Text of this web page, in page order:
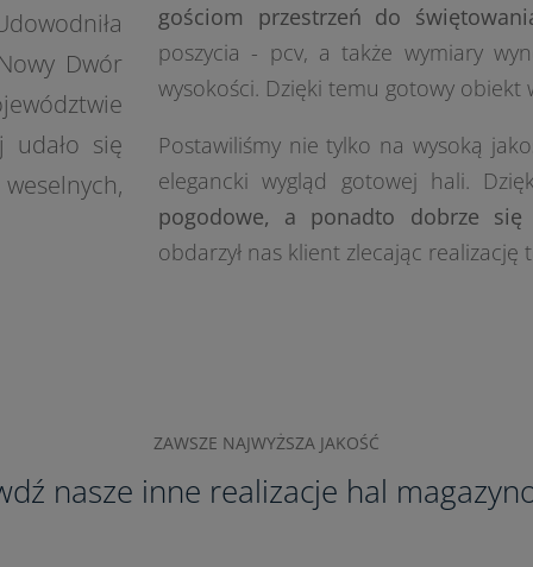
Dwór
udało się
gościom przestrzeń do
poszycia - pcv, a także wymiary
wysokości. Dzięki temu gotowy obiekt
Postawiliśmy nie tylko na wysoką
elegancki wygląd gotowej hali.
pogodowe, a ponadto dobrze się
obdarzył nas klient zlecając realizację
ZAWSZE NAJWYŻSZA JAKOŚĆ
nasze inne realizacje hal